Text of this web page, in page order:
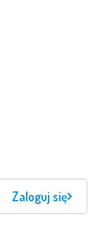
Zaloguj się